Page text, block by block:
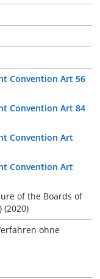
Convention Art 56
Convention Art 84
Convention Art
Convention Art
of the Boards of
(2020)
ohne